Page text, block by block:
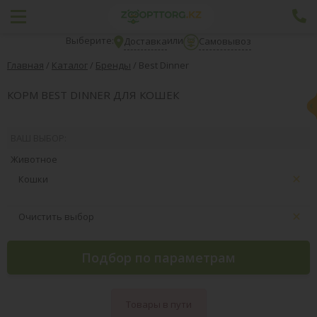
Выберите: Доставкаили
Самовывоз
Главная / Каталог / Бренды / Best Dinner
КОРМ BEST DINNER ДЛЯ КОШЕК
Животное
Кошки
Очистить выбор
Подбор по параметрам